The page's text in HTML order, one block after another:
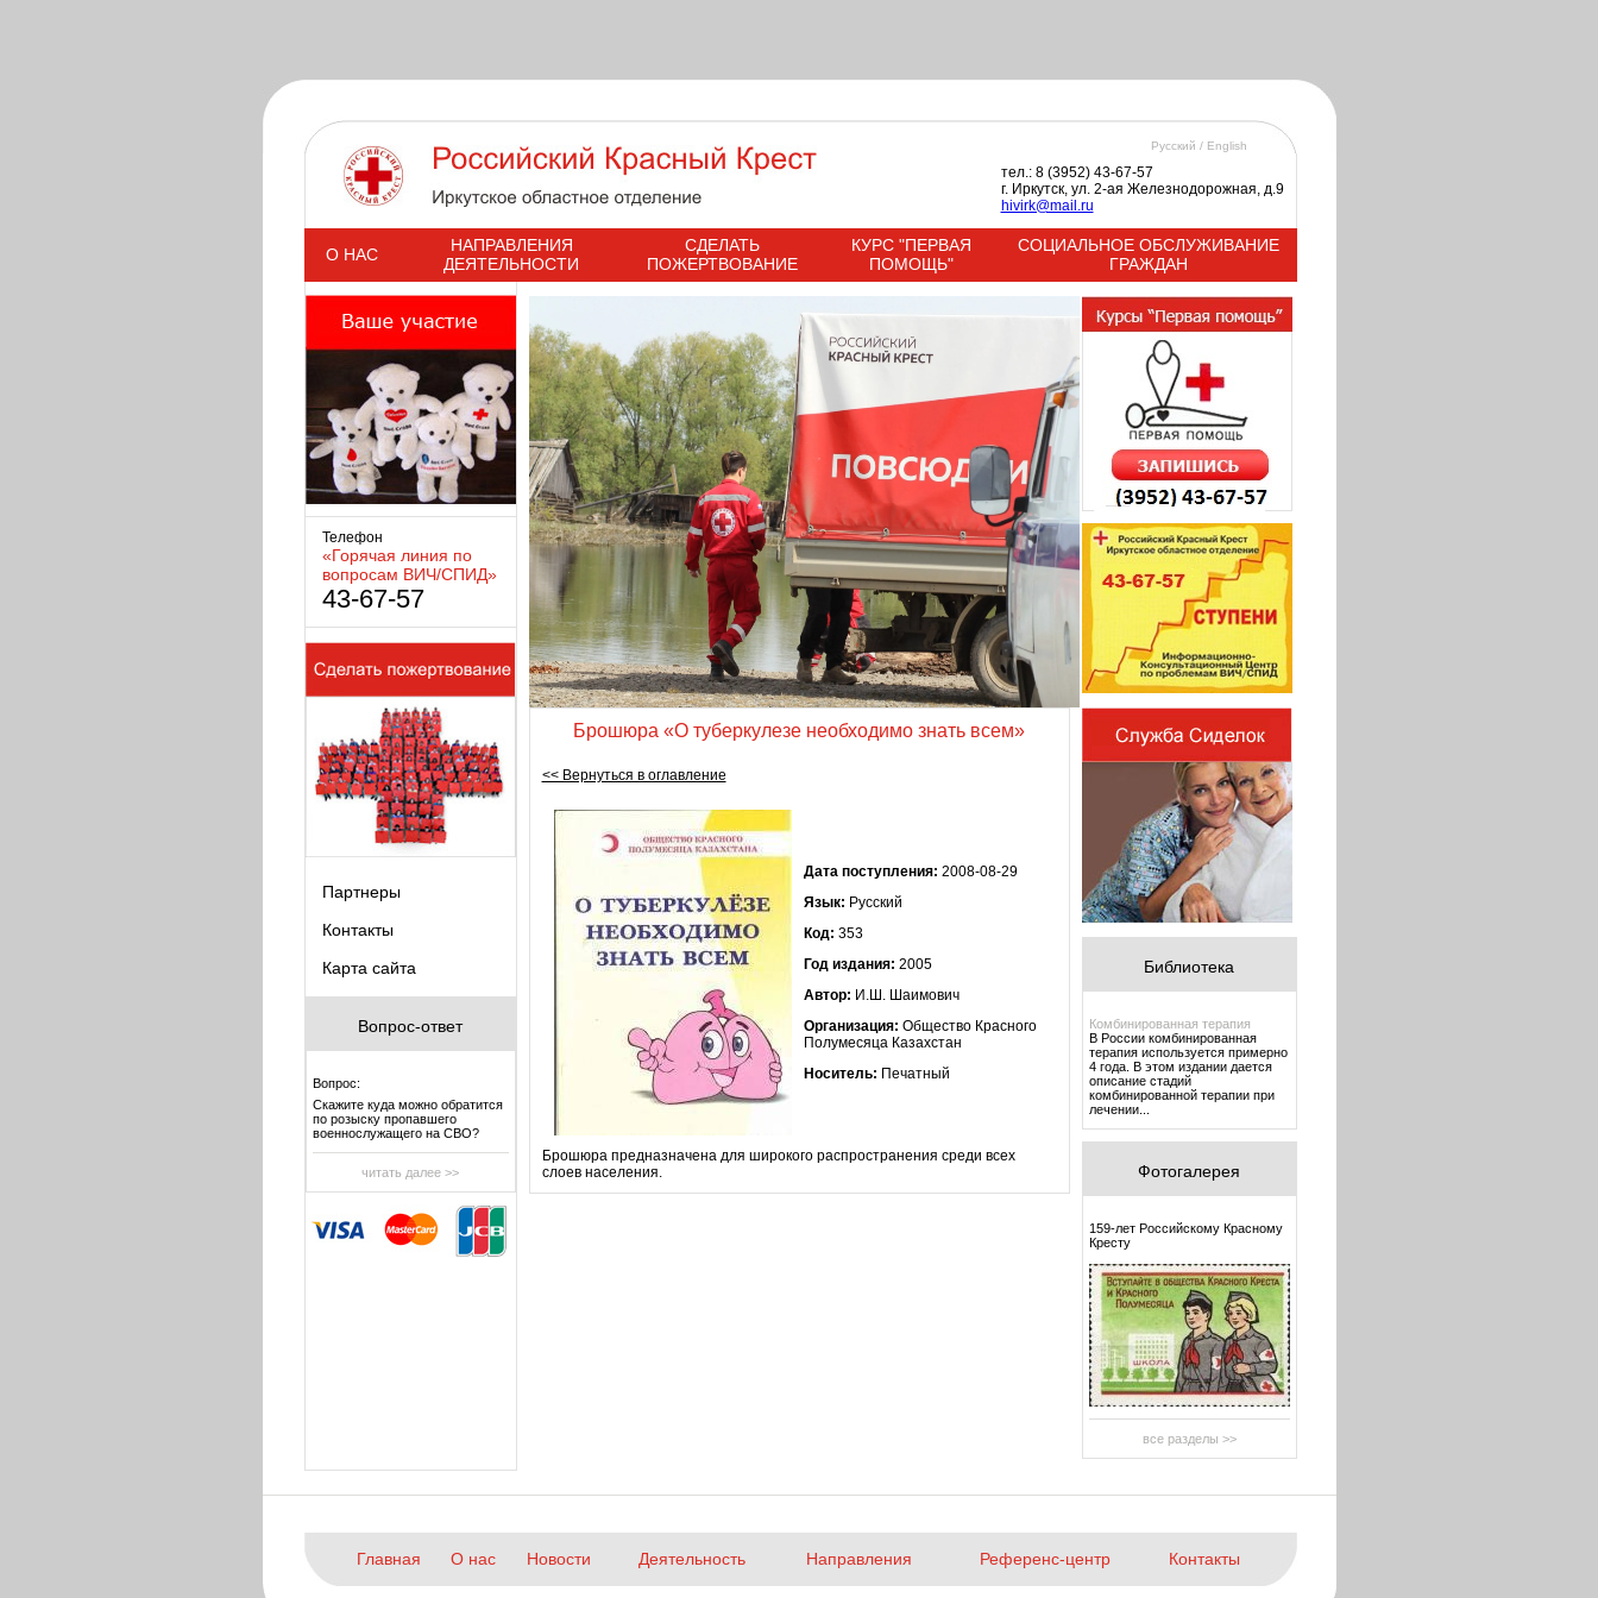
тел.: 8 (3952) 43-67-57
г. Иркутск, ул. 2-ая Железнодорожная, д.9
hivirk@mail.ru
Русский / English
s
О НАС
НАПРАВЛЕНИЯ
ДЕЯТЕЛЬНОСТИ
СДЕЛАТЬ
ПОЖЕРТВОВАНИЕ
КУРС "ПЕРВАЯ
ПОМОЩЬ"
СОЦИАЛЬНОЕ ОБСЛУЖИВАНИЕ
ГРАЖДАН
Телефон
«Горячая линия по
вопросам ВИЧ/СПИД»
43-67-57
Партнеры
Контакты
Карта сайта
Вопрос-ответ
Вопрос:
Скажите куда можно обратится
по розыску пропавшего
военнослужащего на СВО?
читать далее >>
Брошюра «О туберкулезе необходимо знать всем»
<< Вернуться в оглавление
Дата поступления: 2008-08-29
Язык: Русский
Код: 353
Год издания: 2005
Автор: И.Ш. Шаимович
Организация: Общество Красного
Полумесяца Казахстан
Носитель: Печатный
Брошюра предназначена для широкого распространения среди всех
слоев населения.
Библиотека
Комбинированная терапия
В России комбинированная
терапия используется примерно
4 года. В этом издании дается
описание стадий
комбинированной терапии при
лечении...
Фотогалерея
159-лет Российскому Красному
Кресту
все разделы >>
Главная О нас Новости Деятельность Направления Референс-центр Контакты